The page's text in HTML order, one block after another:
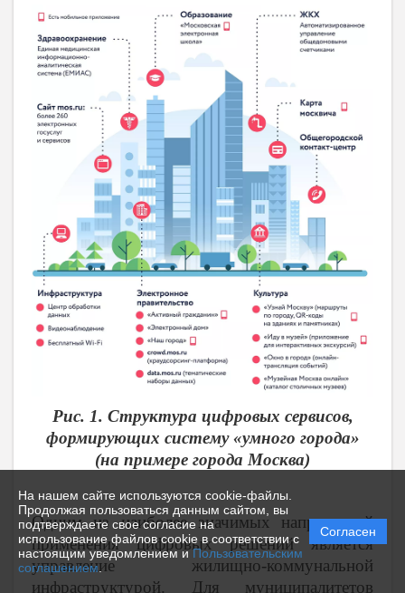
На нашем сайте используются cookie-файлы.
Продолжая пользоваться данным сайтом, вы
подтверждаете свое согласие на
использование файлов cookie в соответствии с
настоящим уведомлением иПользовательским
соглашением.
Согласен
Рис. 1. Структура цифровых сервисов,
формирующих систему «умного города»
(на примере города Москва)
Одним из наиболее значимых направлений
применения цифровых решений является
управление жилищно-коммунальной
инфраструктурой. Для муниципалитетов